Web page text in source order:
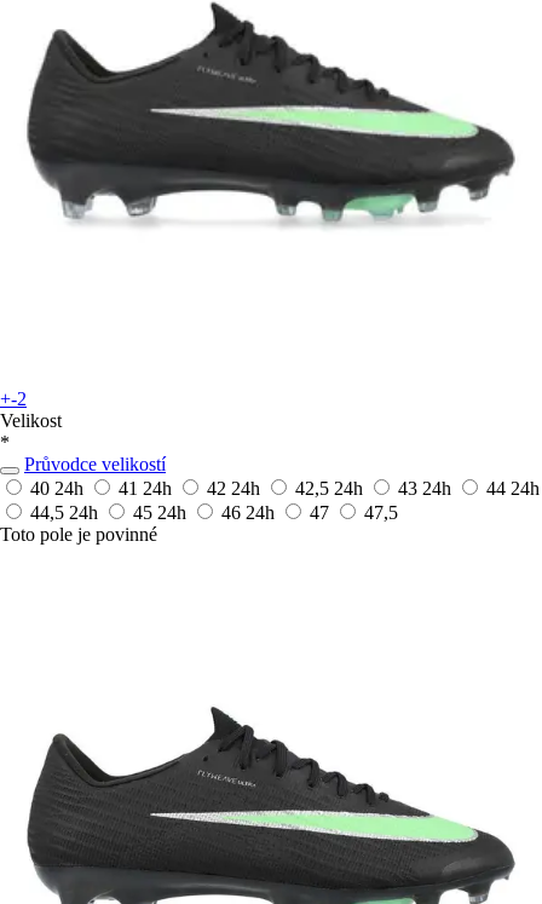
+-2
Velikost
*
Průvodce velikostí
40 24h 41 24h 42 24h 42,5 24h 43 24h 44 24h
44,5 24h 45 24h 46 24h 47
47,5
Toto pole je povinné